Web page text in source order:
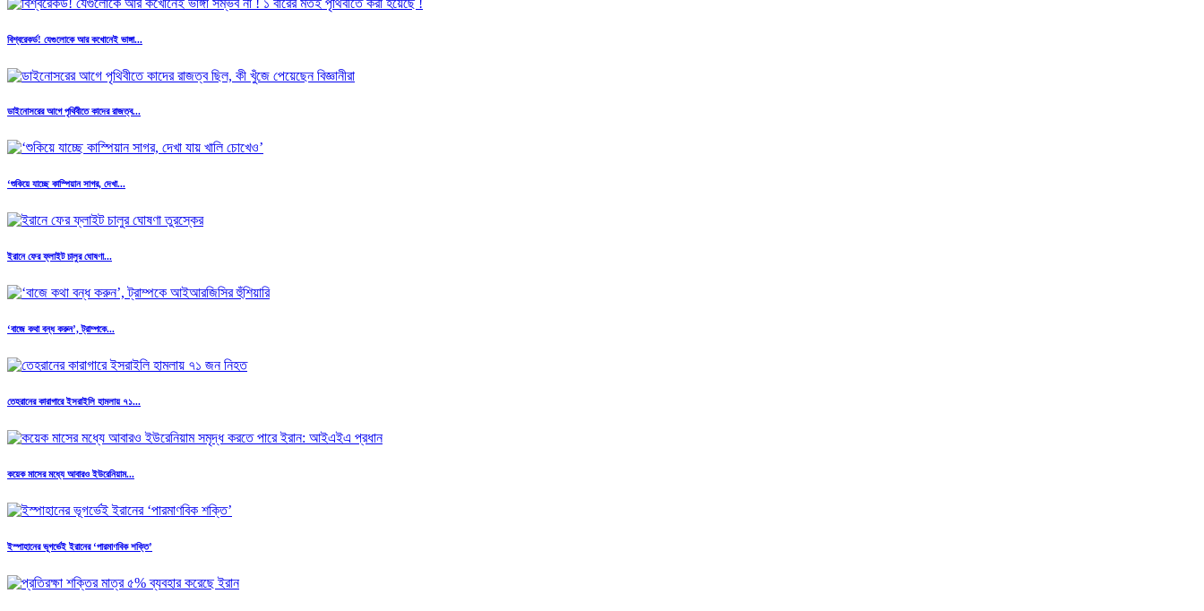
বিশ্বরেকর্ড! যেগুলোকে আর কখোনেই ভাঙ্গা...
ডাইনোসরের আগে পৃথিবীতে কাদের রাজত্ব...
‘শুকিয়ে যাচ্ছে কাস্পিয়ান সাগর, দেখা...
ইরানে ফের ফ্লাইট চালুর ঘোষণা...
‘বাজে কথা বন্ধ করুন’, ট্রাম্পকে...
তেহরানের কারাগারে ইসরাইলি হামলায় ৭১...
কয়েক মাসের মধ্যে আবারও ইউরেনিয়াম...
ইস্পাহানের ভূগর্ভেই ইরানের ‘পারমাণবিক শক্তি’